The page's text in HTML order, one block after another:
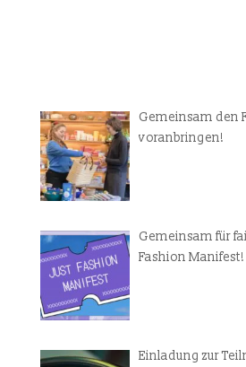
Gemeinsam den
voranbringen!
Gemeinsam für
Fashion Manifest!
Einladung zur